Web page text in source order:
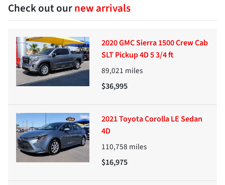
Check out ournew arrivals
2020 GMC Sierra 1500 Crew Cab
SLT Pickup 4D 5 3/4 ft
89,021 miles
$36,995
2021 Toyota Corolla LE Sedan
4D
110,758 miles
$16,975